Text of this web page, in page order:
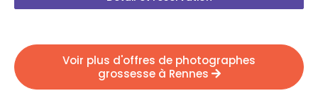
Voir plus d'offres de photographes
grossesse à Rennes